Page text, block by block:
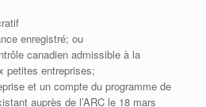
enregistré; ou
canadien admissible à la
petites entreprises;
et un compte du programme de
auprès de l’ARC le 18 mars